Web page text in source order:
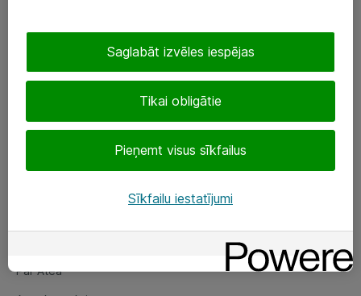
eShop@atea.lv
Sekojiet mums
Par Atea
Par Atea
Tikai obligātie
Pieņemt visus sīkfailus
Saglabāt izvēles iespējas
Sīkfailu iestatījumi